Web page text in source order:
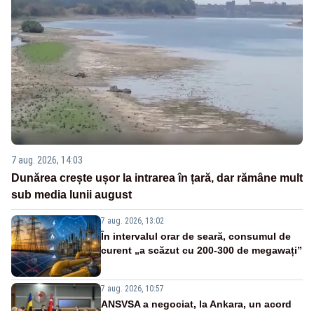
7 aug. 2026, 14:03
Dunărea crește ușor la intrarea în țară, dar rămâne mult
sub media lunii august
7 aug. 2026, 13:02
În intervalul orar de seară, consumul de
curent „a scăzut cu 200-300 de megawați”
7 aug. 2026, 10:57
ANSVSA a negociat, la Ankara, un acord